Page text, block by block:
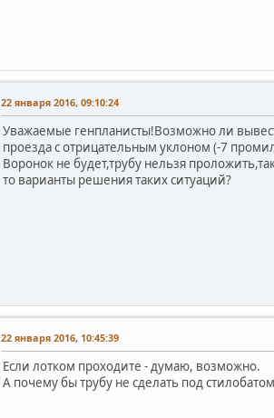
22 января 2016, 09:10:24
Уважаемые генпланисты!Возможно ли
проезда с отрицательным уклоном (-7
Воронок не будет,трубу нельзя
то варианты решения таких ситуаций?
22 января 2016, 10:45:39
Если лотком проходите - думаю, возможно.
А почему бы трубу не сделать под